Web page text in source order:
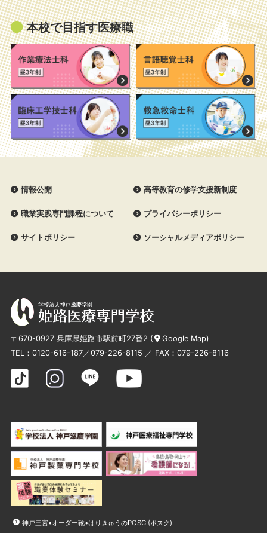
本校で目指す医療職
情報公開 高等教育の修学支援新制度
職業実践専門課程について プライバシーポリシー
サイトポリシー ソーシャルメディアポリシー
〒670-0927 兵庫県姫路市駅前町27番2 ( Google Map)
TEL： 0120-616-187／079-226-8115 ／ FAX：079-226-8116
神戸三宮•オーダー靴•はりきゅうのPOSC (ポスク)